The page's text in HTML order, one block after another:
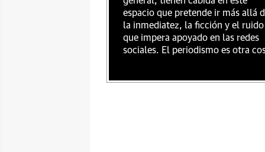
espacio que pretende ir más allá
la inmediatez, la ficción y el ruido
que impera apoyado en las redes
sociales. El periodismo es otra